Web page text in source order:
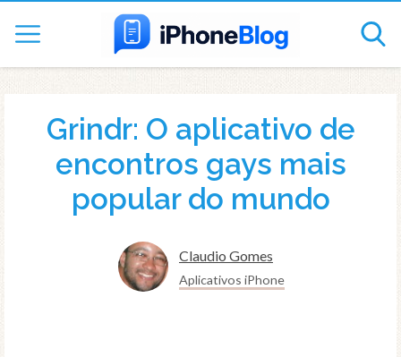
Grindr: O aplicativo de
encontros gays mais
popular do mundo
Claudio Gomes
Aplicativos iPhone